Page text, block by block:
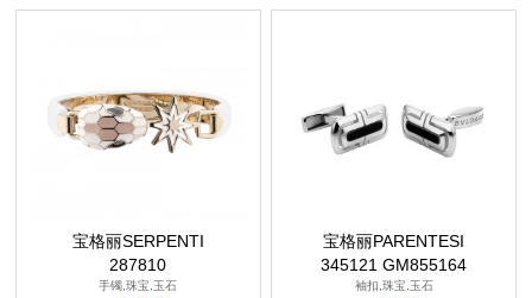
宝格丽SERPENTI
287810
手镯,珠宝,玉石
宝格丽PARENTESI
345121 GM855164
袖扣,珠宝,玉石